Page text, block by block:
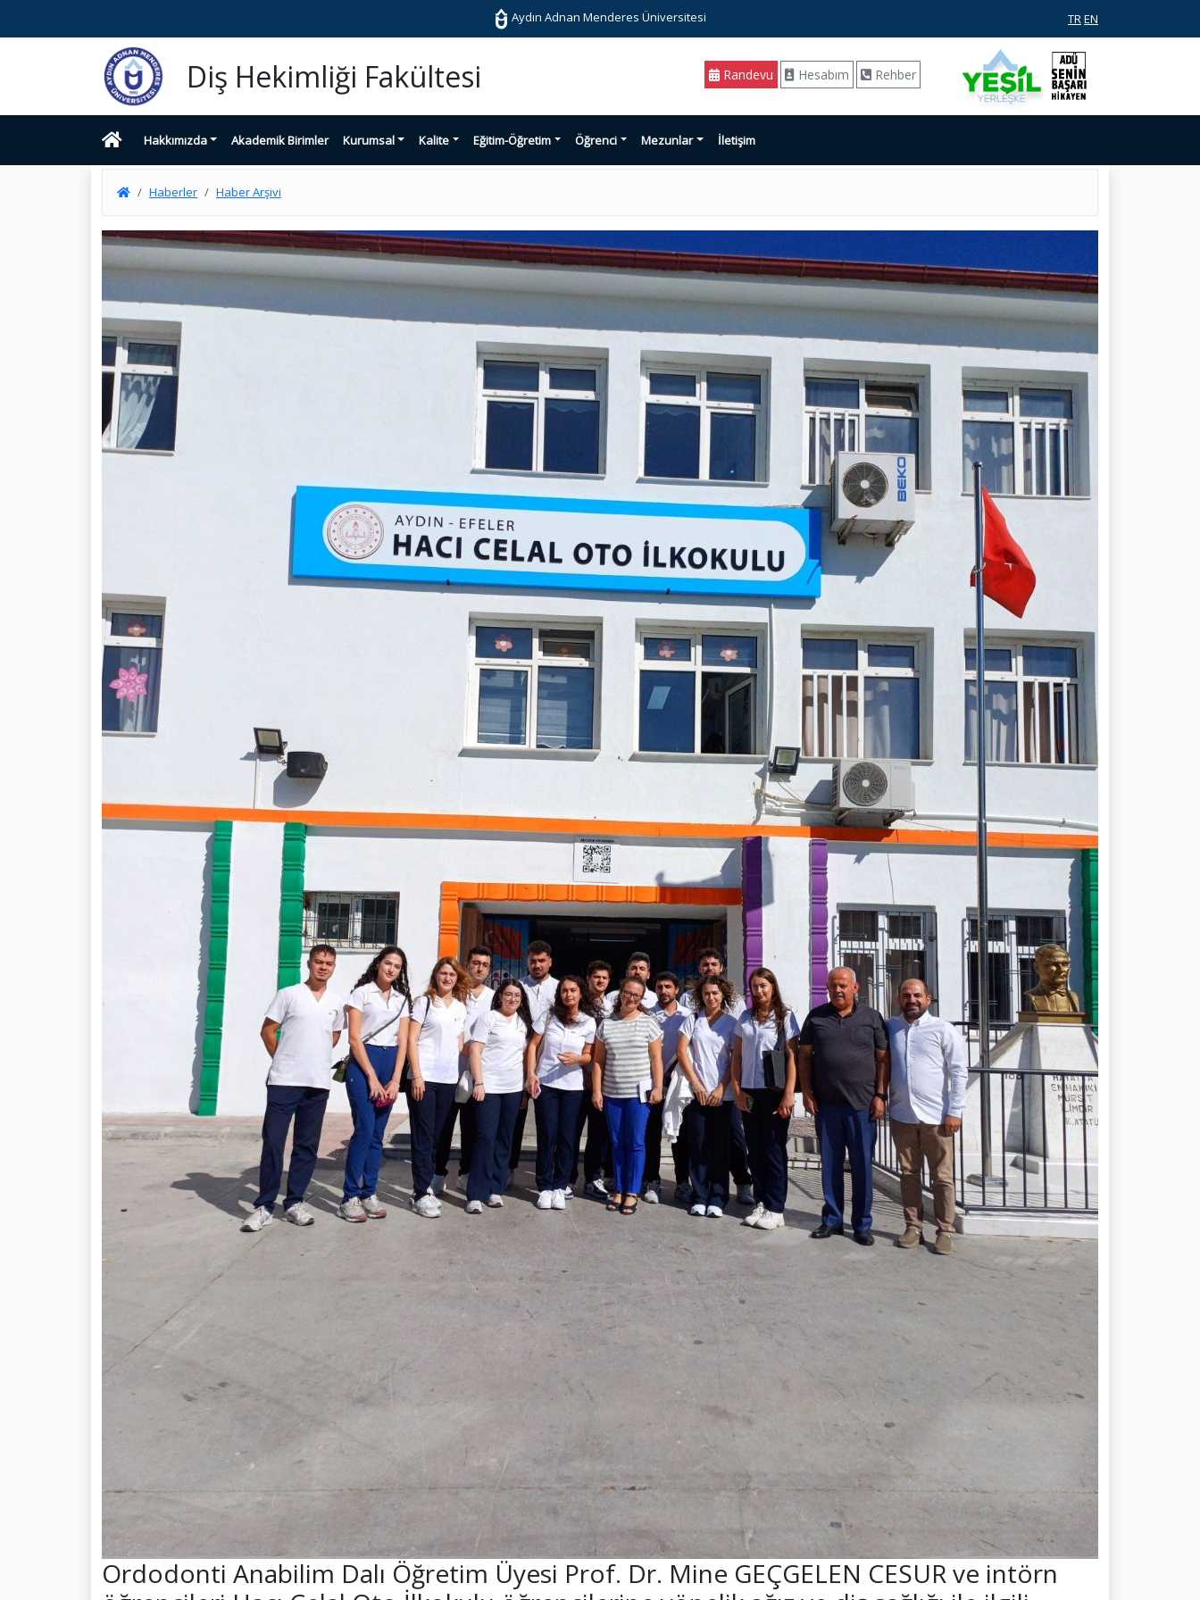
Aydın Adnan Menderes Üniversitesi TR EN
Diş Hekimliği Fakültesi Randevu Hesabım Rehber
Hakkımızda Akademik Birimler Kurumsal Kalite Eğitim-Öğretim Öğrenci Mezunlar İletişim
Haberler Haber Arşivi
Ordodonti Anabilim Dalı Öğretim Üyesi Prof. Dr. Mine GEÇGELEN CESUR ve intörn